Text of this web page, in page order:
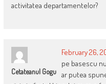
activitatea departamentelor?
Cetateanul Gogu
February 26,
pe basescu
ar putea